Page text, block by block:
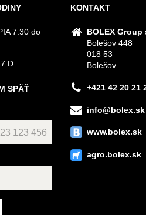
7:30 do
D
SPÄŤ
KONTAKT
BOLEX Group
Bolešov 448
018 53
Bolešov
+421 42 20 21
info@bolex.sk
www.bolex.sk
agro.bolex.sk